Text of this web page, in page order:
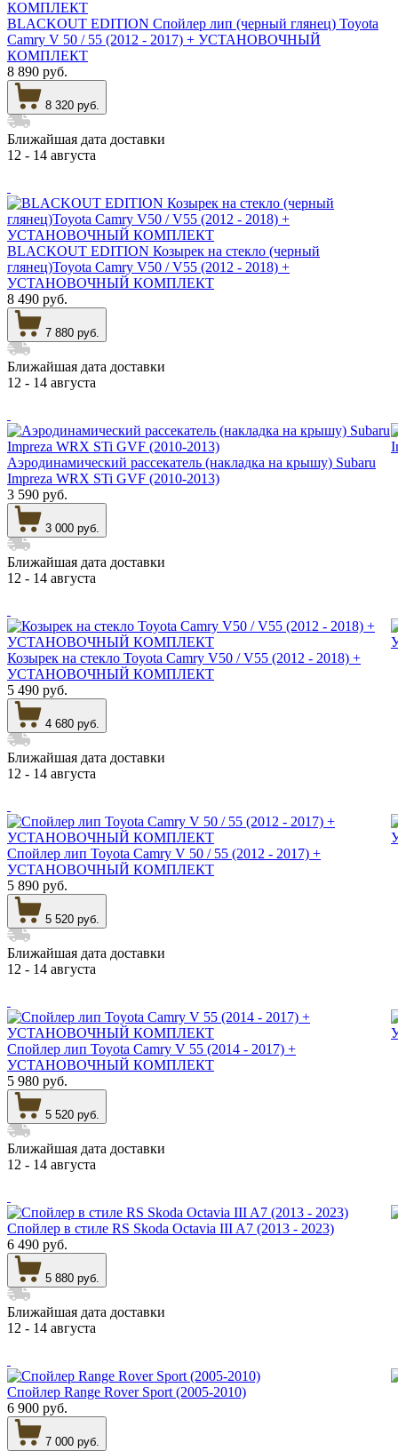
BLACKOUT EDITION Спойлер лип (черный глянец) Toyota
Camry V 50 / 55 (2012 - 2017) + УСТАНОВОЧНЫЙ
КОМПЛЕКТ
8 890 руб.
8 320 руб.
Ближайшая дата доставки
12 - 14 августа
BLACKOUT EDITION Козырек на стекло (черный
глянец)Toyota Camry V50 / V55 (2012 - 2018) +
УСТАНОВОЧНЫЙ КОМПЛЕКТ
8 490 руб.
7 880 руб.
Ближайшая дата доставки
12 - 14 августа
Аэродинамический рассекатель (накладка на крышу) Subaru
Impreza WRX STi GVF (2010-2013)
3 590 руб.
3 000 руб.
Ближайшая дата доставки
12 - 14 августа
Козырек на стекло Toyota Camry V50 / V55 (2012 - 2018) +
УСТАНОВОЧНЫЙ КОМПЛЕКТ
5 490 руб.
4 680 руб.
Ближайшая дата доставки
12 - 14 августа
Спойлер лип Toyota Camry V 50 / 55 (2012 - 2017) +
УСТАНОВОЧНЫЙ КОМПЛЕКТ
5 890 руб.
5 520 руб.
Ближайшая дата доставки
12 - 14 августа
Спойлер лип Toyota Camry V 55 (2014 - 2017) +
УСТАНОВОЧНЫЙ КОМПЛЕКТ
5 980 руб.
5 520 руб.
Ближайшая дата доставки
12 - 14 августа
Спойлер в стиле RS Skoda Octavia III A7 (2013 - 2023)
6 490 руб.
5 880 руб.
Ближайшая дата доставки
12 - 14 августа
Спойлер Range Rover Sport (2005-2010)
6 900 руб.
7 000 руб.